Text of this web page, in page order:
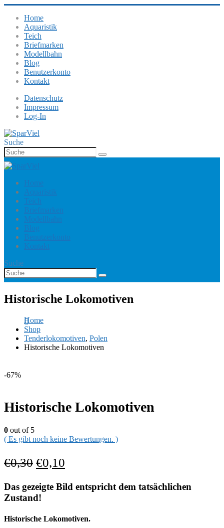
Home
Aquaristik
Teich
Briefmarken
Modellbahn
Blog
Benutzerkonto
Kontakt
Datenschutz
Impressum
Log-In
Suche
Home
Aquaristik
Teich
Briefmarken
Modellbahn
Blog
Benutzerkonto
Kontakt
Suche
Historische Lokomotiven
Home
Shop
Tenderlokomotiven, Polen
Historische Lokomotiven
-67%
Historische Lokomotiven
0 out of 5
( Es gibt noch keine Bewertungen. )
€0,30 €0,10
Das gezeigte Bild entspricht dem tatsächlichen
Zustand!
Historische Lokomotiven.